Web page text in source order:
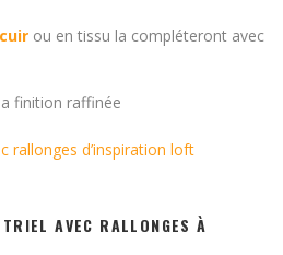
ou en tissu la compléteront avec
finition raffinée
AVEC RALLONGES À